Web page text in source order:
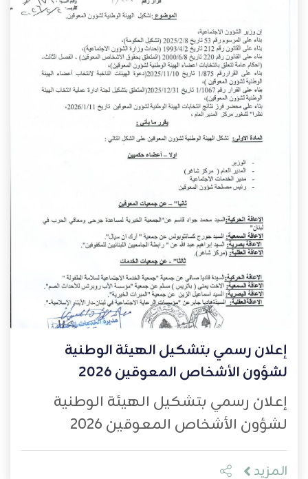
إعلان رسمي بتشكيل الهيئة الوطنية
لشؤون الأشخاص المعوقين 2026
إعلان رسمي بتشكيل الهيئة الوطنية
لشؤون الأشخاص المعوقين 2026
المزيد